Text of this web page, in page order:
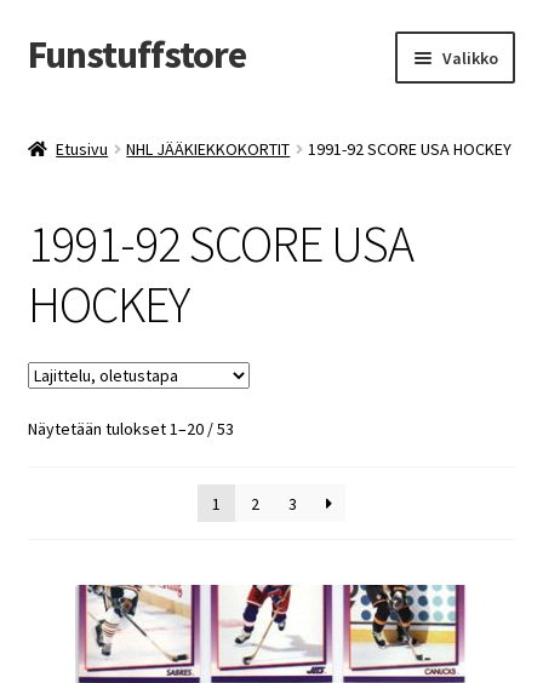
Siirry
navigointiin
Siirry
sisältöön
Funstuffstore Valikko
Etusivu NHL JÄÄKIEKKOKORTIT 1991-92 SCORE USA HOCKEY
1991-92 SCORE USA
HOCKEY
Näytetään tulokset 1–20 / 53
1 2 3